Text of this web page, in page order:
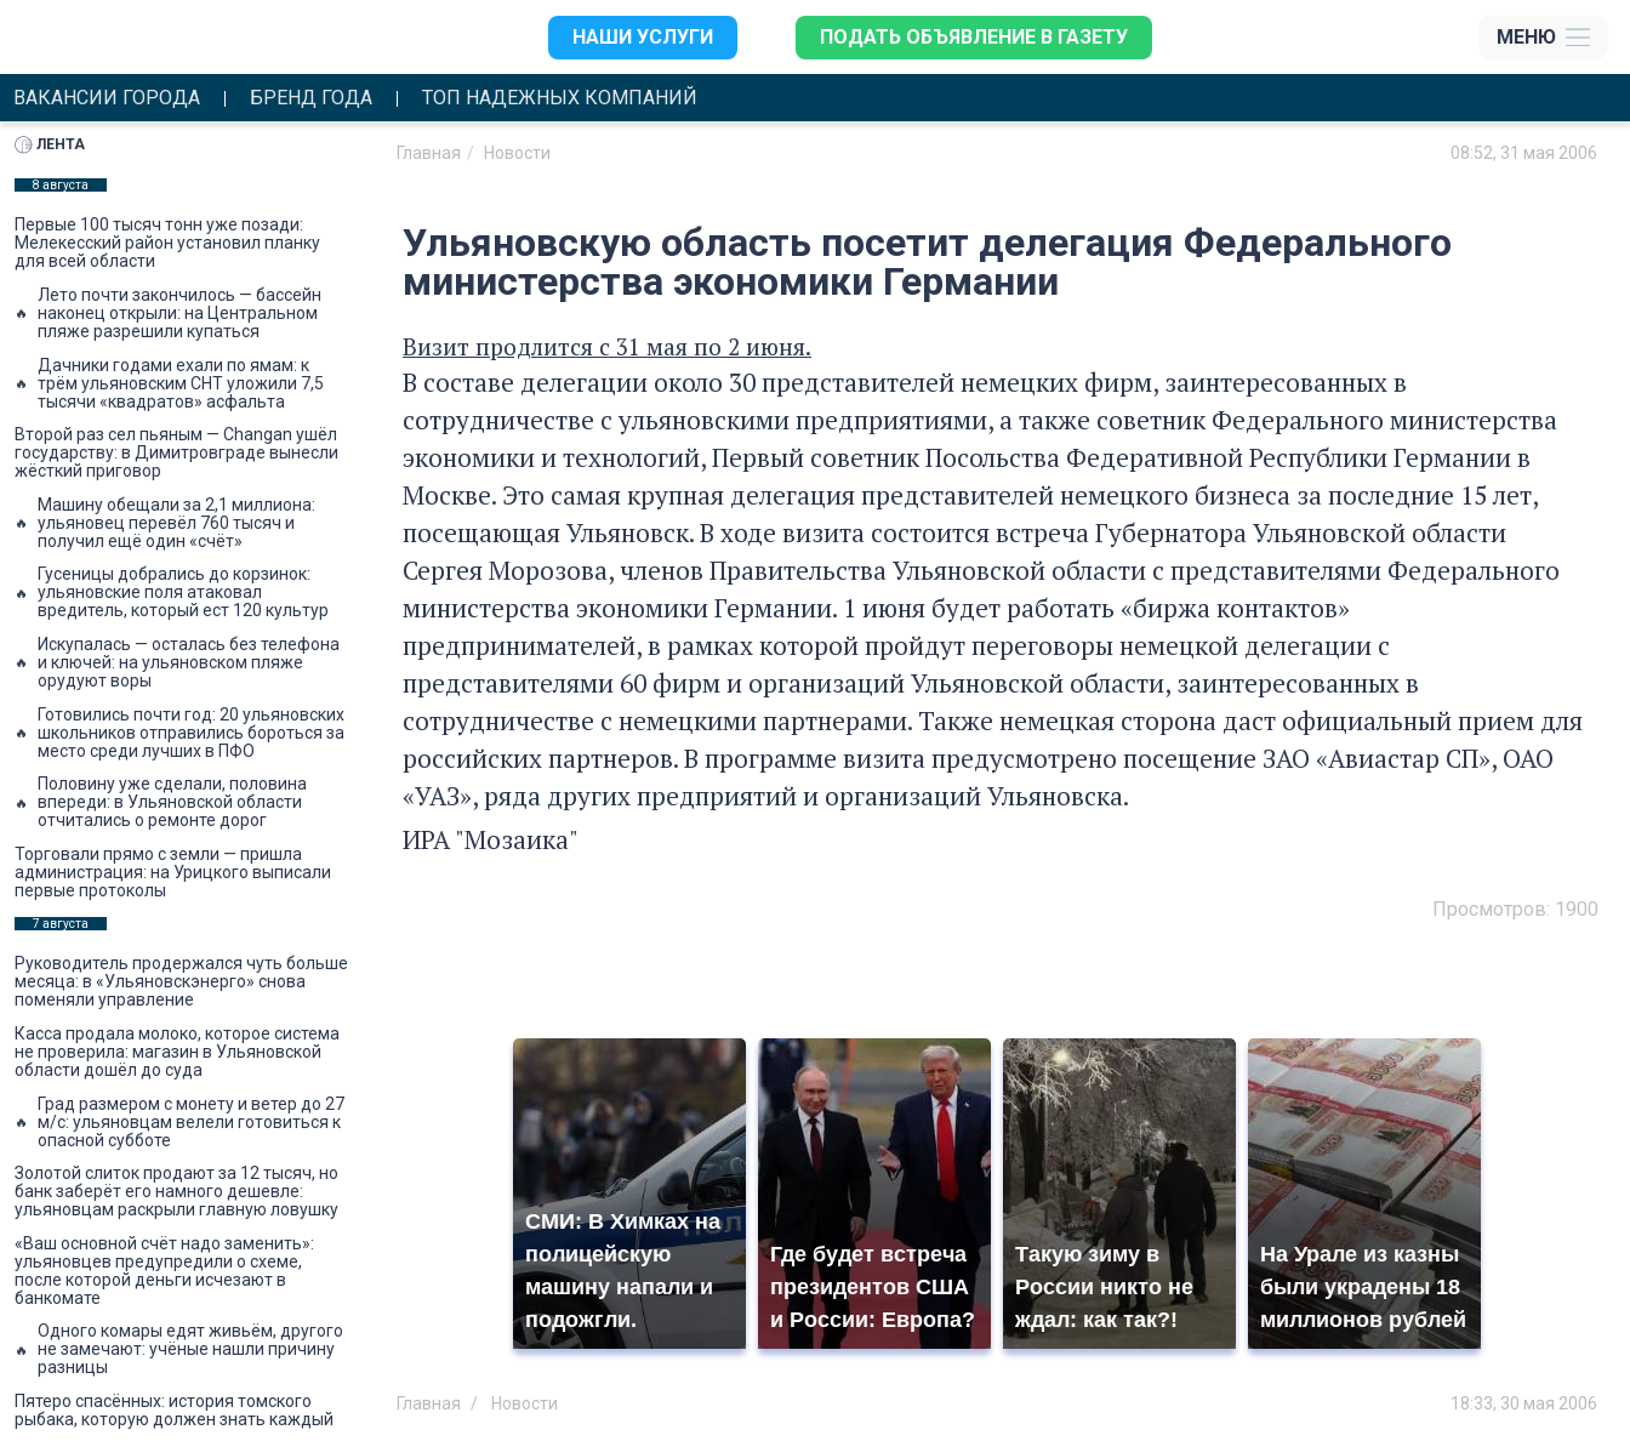
НАШИ УСЛУГИ ПОДАТЬ ОБЪЯВЛЕНИЕ В ГАЗЕТУ МЕНЮ
ВАКАНСИИ ГОРОДА БРЕНД ГОДА ТОП НАДЕЖНЫХ КОМПАНИЙ
Главная Новости 08:52, 31 мая 2006
Ульяновскую область посетит делегация Федерального
министерства экономики Германии
Визит продлится с 31 мая по 2 июня.
В составе делегации около 30 представителей немецких фирм, заинтересованных в
сотрудничестве с ульяновскими предприятиями, а также советник Федерального министерства
экономики и технологий, Первый советник Посольства Федеративной Республики Германии в
Москве. Это самая крупная делегация представителей немецкого бизнеса за последние 15 лет,
посещающая Ульяновск. В ходе визита состоится встреча Губернатора Ульяновской области
Сергея Морозова, членов Правительства Ульяновской области с представителями Федерального
министерства экономики Германии. 1 июня будет работать «биржа контактов»
предпринимателей, в рамках которой пройдут переговоры немецкой делегации с
представителями 60 фирм и организаций Ульяновской области, заинтересованных в
сотрудничестве с немецкими партнерами. Также немецкая сторона даст официальный прием для
российских партнеров. В программе визита предусмотрено посещение ЗАО «Авиастар СП», ОАО
«УАЗ», ряда других предприятий и организаций Ульяновска.
ИРА "Мозаика"
Просмотров: 1900
СМИ: В Химках на
полицейскую
машину напали и
подожгли.
Где будет встреча
президентов США
и России: Европа?
Такую зиму в
России никто не
ждал: как так?!
На Урале из казны
были украдены 18
миллионов рублей
Главная Новости 18:33, 30 мая 2006
ЛЕНТА
8 августа
Первые 100 тысяч тонн уже позади:
Мелекесский район установил планку
для всей области
Лето почти закончилось — бассейн
наконец открыли: на Центральном
пляже разрешили купаться
Дачники годами ехали по ямам: к
трём ульяновским СНТ уложили 7,5
тысячи «квадратов» асфальта
Второй раз сел пьяным — Changan ушёл
государству: в Димитровграде вынесли
жёсткий приговор
Машину обещали за 2,1 миллиона:
ульяновец перевёл 760 тысяч и
получил ещё один «счёт»
Гусеницы добрались до корзинок:
ульяновские поля атаковал
вредитель, который ест 120 культур
Искупалась — осталась без телефона
и ключей: на ульяновском пляже
орудуют воры
Готовились почти год: 20 ульяновских
школьников отправились бороться за
место среди лучших в ПФО
Половину уже сделали, половина
впереди: в Ульяновской области
отчитались о ремонте дорог
Торговали прямо с земли — пришла
администрация: на Урицкого выписали
первые протоколы
7 августа
Руководитель продержался чуть больше
месяца: в «Ульяновскэнерго» снова
поменяли управление
Касса продала молоко, которое система
не проверила: магазин в Ульяновской
области дошёл до суда
Град размером с монету и ветер до 27
м/с: ульяновцам велели готовиться к
опасной субботе
Золотой слиток продают за 12 тысяч, но
банк заберёт его намного дешевле:
ульяновцам раскрыли главную ловушку
«Ваш основной счёт надо заменить»:
ульяновцев предупредили о схеме,
после которой деньги исчезают в
банкомате
Одного комары едят живьём, другого
не замечают: учёные нашли причину
разницы
Пятеро спасённых: история томского
рыбака, которую должен знать каждый